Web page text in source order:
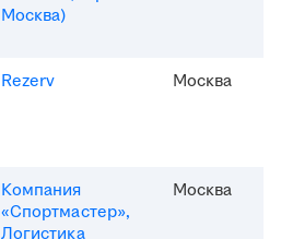
Москва)
Rezerv Москва
Компания
«Спортмастер»,
Логистика
Москва